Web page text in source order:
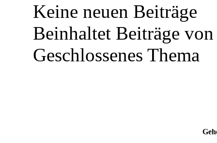
Keine neuen Beiträge
Beinhaltet Beiträge
Geschlossenes Thema